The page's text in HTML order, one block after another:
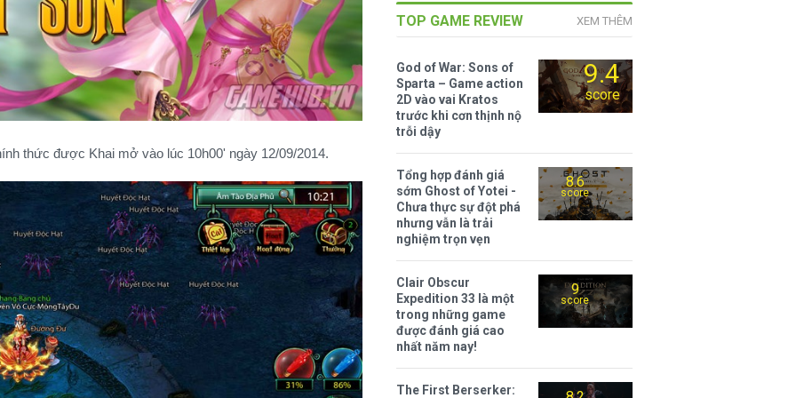
thức được Khai mở vào lúc 10h00' ngày 12/09/2014.
TOP GAME REVIEW XEM THÊM
9.4
score
God of War: Sons of
Sparta – Game action
2D vào vai Kratos
trước khi cơn thịnh nộ
trỗi dậy
8.6
score
Tổng hợp đánh giá
sớm Ghost of Yotei -
Chưa thực sự đột phá
nhưng vẫn là trải
nghiệm trọn vẹn
9
score
Clair Obscur
Expedition 33 là một
trong những game
được đánh giá cao
nhất năm nay!
The First Berserker: